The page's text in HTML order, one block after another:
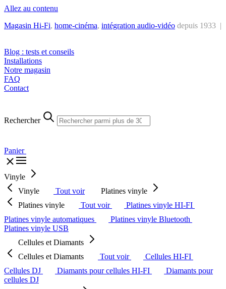
Allez au contenu
Magasin Hi-Fi, home-cinéma, intégration audio-vidéo depuis 1933 |
Blog : tests et conseils
Installations
Notre magasin
FAQ
Contact
Rechercher
Panier
Vinyle
Vinyle
Tout voir
Platines vinyle
Platines vinyle
Tout voir
Platines vinyle HI-FI
Platines vinyle automatiques
Platines vinyle Bluetooth
Platines vinyle USB
Cellules et Diamants
Cellules et Diamants
Tout voir
Cellules HI-FI
Cellules DJ
Diamants pour cellules HI-FI
Diamants pour
cellules DJ